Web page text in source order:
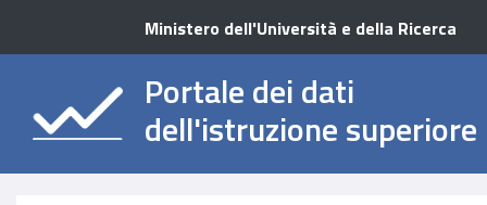
Ministero dell'Università e della Ricerca
Portale dei dati
dell'istruzione superiore